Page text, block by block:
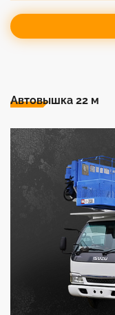
Автовышка 22 м